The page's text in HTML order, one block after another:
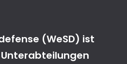
(WeSD) ist